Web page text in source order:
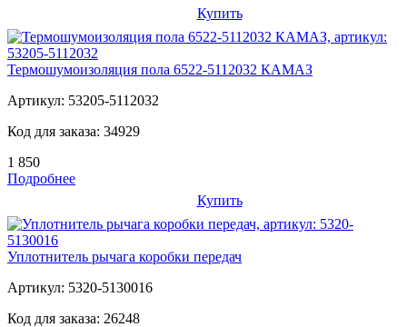
Купить
Термошумоизоляция пола 6522-5112032 КАМАЗ
Артикул: 53205-5112032
Код для заказа: 34929
1 850
Подробнее
Купить
Уплотнитель рычага коробки передач
Артикул: 5320-5130016
Код для заказа: 26248